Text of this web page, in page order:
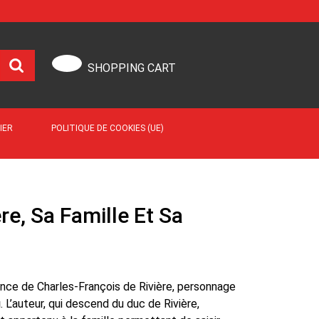
SHOPPING CART
POLITIQUE DE COOKIES (UE)
Sa Famille Et Sa
de Charles-François de Rivière, personnage
qui descend du duc de Rivière,